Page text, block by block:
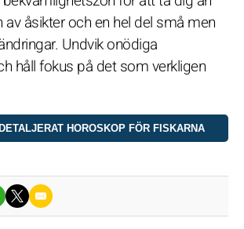
av åsikter och en hel del små men
Undvik onödiga
håll fokus på det som verkligen